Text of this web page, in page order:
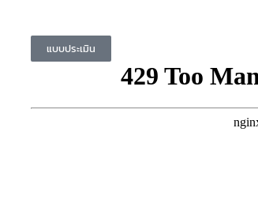
แบบประเมิน